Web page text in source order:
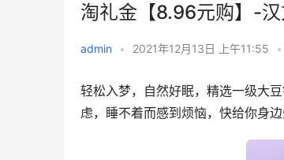
淘礼金【8.96元购】-
admin • 2021年12月13日 上午11:55 •
轻松入梦，自然好眠，精选一级大
虑，睡不着而感到烦恼，快给你身边